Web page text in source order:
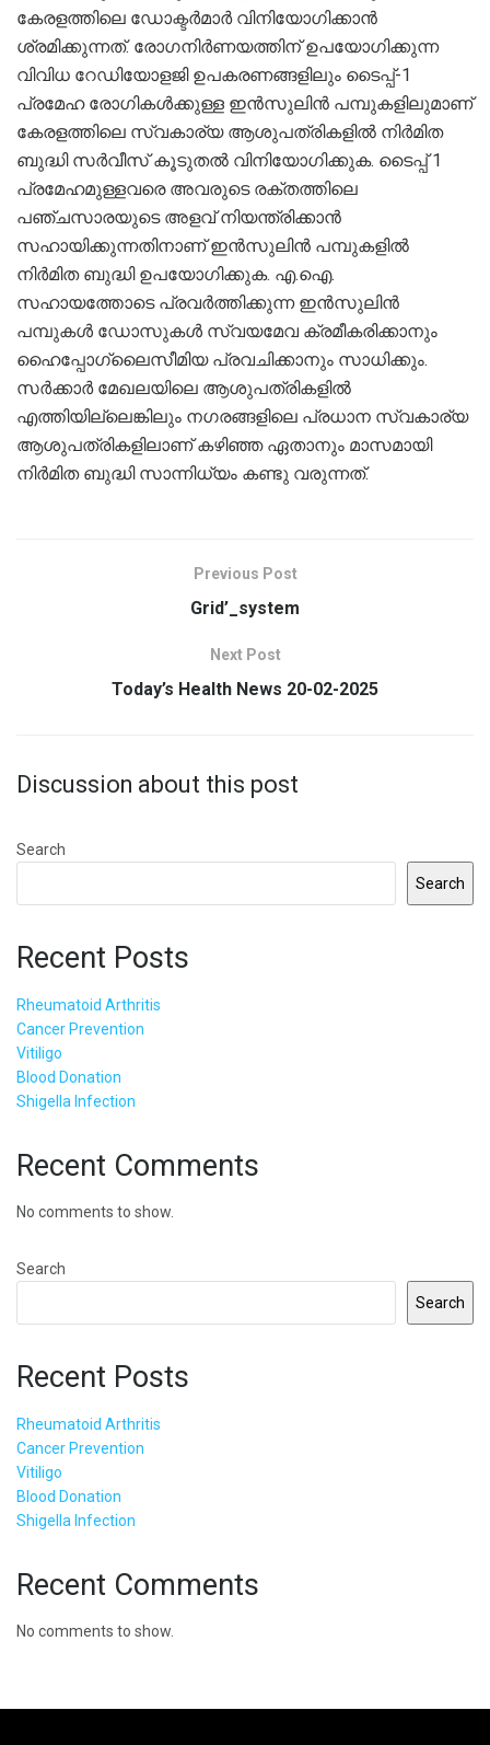
കേരളത്തിലെ ഡോക്ടര്‍മാര്‍ വിനിയോഗിക്കാന്‍
ശ്രമിക്കുന്നത്. രോഗനിര്‍ണയത്തിന് ഉപയോഗിക്കുന്ന
വിവിധ റേഡിയോളജി ഉപകരണങ്ങളിലും ടൈപ്പ്-1
പ്രമേഹ രോഗികള്‍ക്കുള്ള ഇന്‍സുലിന്‍ പമ്പുകളിലുമാണ്
കേരളത്തിലെ സ്വകാര്യ ആശുപത്രികളില്‍ നിര്‍മിത
ബുദ്ധി സര്‍വീസ് കൂടുതല്‍ വിനിയോഗിക്കുക. ടൈപ്പ് 1
പ്രമേഹമുള്ളവരെ അവരുടെ രക്തത്തിലെ
പഞ്ചസാരയുടെ അളവ് നിയന്ത്രിക്കാന്‍
സഹായിക്കുന്നതിനാണ് ഇന്‍സുലിന്‍ പമ്പുകളില്‍
നിര്‍മിത ബുദ്ധി ഉപയോഗിക്കുക. എ.ഐ.
സഹായത്തോടെ പ്രവര്‍ത്തിക്കുന്ന ഇന്‍സുലിന്‍
പമ്പുകള്‍ ഡോസുകള്‍ സ്വയമേവ ക്രമീകരിക്കാനും
ഹൈപ്പോഗ്ലൈസീമിയ പ്രവചിക്കാനും സാധിക്കും.
സര്‍ക്കാര്‍ മേഖലയിലെ ആശുപത്രികളില്‍
എത്തിയില്ലെങ്കിലും നഗരങ്ങളിലെ പ്രധാന സ്വകാര്യ
ആശുപത്രികളിലാണ് കഴിഞ്ഞ ഏതാനും മാസമായി
നിര്‍മിത ബുദ്ധി സാന്നിധ്യം കണ്ടു വരുന്നത്.
Previous Post
Grid’_system
Next Post
Today’s Health News 20-02-2025
Discussion about this post
Search
Search
Recent Posts
Rheumatoid Arthritis
Cancer Prevention
Vitiligo
Blood Donation
Shigella Infection
Recent Comments
No comments to show.
Search
Search
Recent Posts
Rheumatoid Arthritis
Cancer Prevention
Vitiligo
Blood Donation
Shigella Infection
Recent Comments
No comments to show.